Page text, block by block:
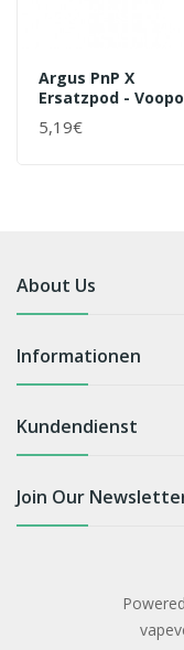
Argus PnP X
Ersatzpod -
5,19€
About Us
Informationen
Kundendienst
Join Our